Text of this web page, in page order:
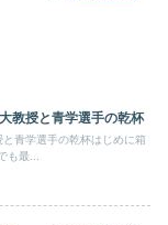
教授と青学選手の乾杯
青学選手の乾杯はじめに箱
も最...